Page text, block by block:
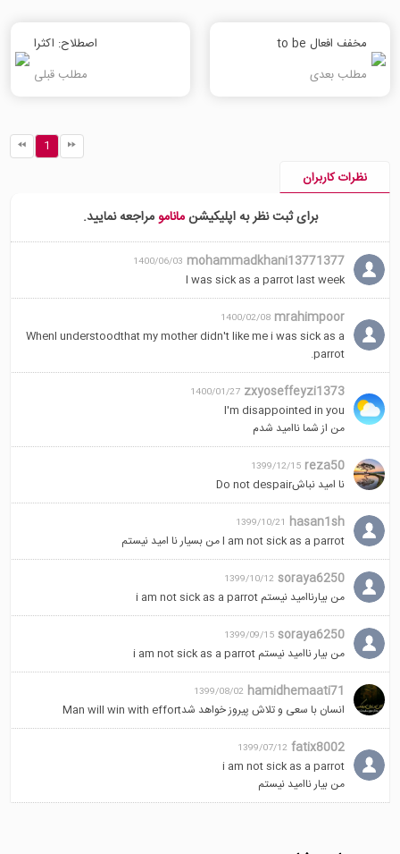
مخفف افعال to be
مطلب بعدی
اصطلاح: اکثرا
مطلب قبلی
1
نظرات کاربران
برای ثبت نظر به اپلیکیشنمانامومراجعه نمایید.
mohammadkhani13771377
1400/06/03
I was sick as a parrot last week
mrahimpoor
1400/02/08
WhenI understoodthat my mother didn't like me i was sick as a
parrot.
zxyoseffeyzi1373
1400/01/27
I'm disappointed in you
من از شما ناامید شدم
reza50
1399/12/15
نا امید نباشDo not despair
hasan1sh
1399/10/21
I am not sick as a parrot من بسیار نا امید نیستم
soraya6250
1399/10/12
من بیارناامید نیستم i am not sick as a parrot
soraya6250
1399/09/15
من بیار ناامید نیستم i am not sick as a parrot
hamidhemaati71
1399/08/02
انسان با سعی و تلاش پیروز خواهد شدMan will win with effort
fatix8002
1399/07/12
i am not sick as a parrot
من بیار ناامید نیستم